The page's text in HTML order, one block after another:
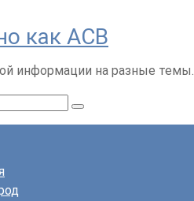
как ACB
информации на разные темы.